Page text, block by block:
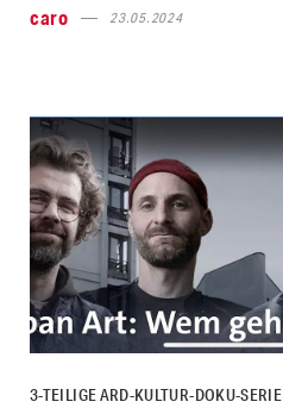
caro
23.05.2024
3-TEILIGE ARD-KULTUR-DOKU-SERIE